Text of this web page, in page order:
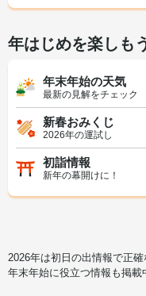
年はじめを楽しも
年末年始の天気
最新の見解をチェック
新春おみくじ
2026年の運試し
初詣情報
新年の幕開けに！
2026年は初日の出情報で正
年末年始に役立つ情報も掲載